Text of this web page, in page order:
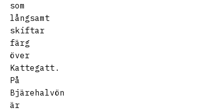
som
långsamt
skiftar
färg
över
Kattegatt.
På
Bjärehalvön
är